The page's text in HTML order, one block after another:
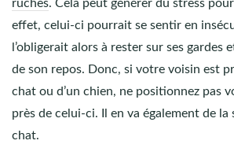
ruches. Cela peut générer du stress
effet, celui-ci pourrait se sentir en
l’obligerait alors à rester sur ses gardes
de son repos. Donc, si votre voisin est
chat ou d’un chien, ne positionnez pas
près de celui-ci. Il en va également de
chat.